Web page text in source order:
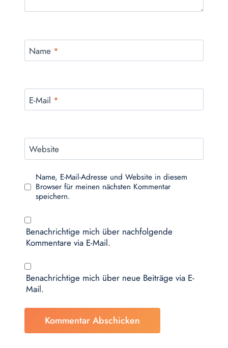
Name *
E-Mail *
Website
Name, E-Mail-Adresse und Website in diesem
Browser für meinen nächsten Kommentar
speichern.
Benachrichtige mich über nachfolgende
Kommentare via E-Mail.
Benachrichtige mich über neue Beiträge via E-
Mail.